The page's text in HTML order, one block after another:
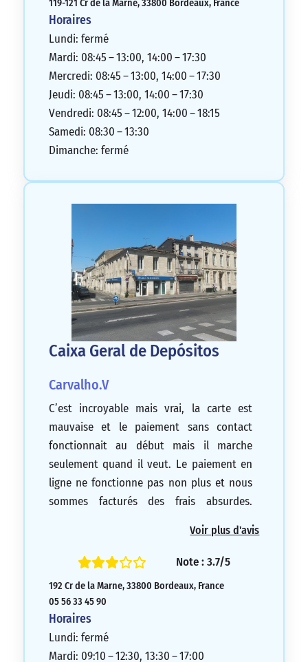
119-121 Cr de la Marne, 33800 Bordeaux, France
Horaires
Lundi: fermé
Mardi: 08:45 – 13:00, 14:00 – 17:30
Mercredi: 08:45 – 13:00, 14:00 – 17:30
Jeudi: 08:45 – 13:00, 14:00 – 17:30
Vendredi: 08:45 – 12:00, 14:00 – 18:15
Samedi: 08:30 – 13:30
Dimanche: fermé
Caixa Geral de Depósitos
Carvalho.V
C’est incroyable mais vrai, la carte est
mauvaise et le paiement sans contact
fonctionnait au début mais il marche
seulement quand il veut. Le paiement en
ligne ne fonctionne pas non plus et nous
sommes facturés des frais absurdes.
ils exigent toujours plus de paperasse. Les
banques gagnent de l’argent sur notre dos
pas donner moins qu’une étoile pour cette
expérience.
Voir plus d'avis
Note : 3.7/5
192 Cr de la Marne, 33800 Bordeaux, France
05 56 33 45 90
Horaires
Lundi: fermé
Mardi: 09:10 – 12:30, 13:30 – 17:00